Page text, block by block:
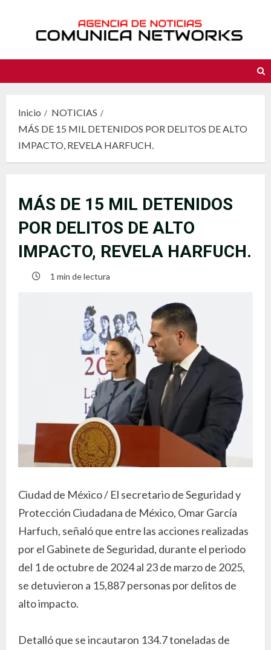
contenido
Inicio
NOTICIAS
MÁS DE 15 MIL DETENIDOS POR DELITOS DE ALTO
IMPACTO, REVELA HARFUCH.
MÁS DE 15 MIL DETENIDOS
POR DELITOS DE ALTO
IMPACTO, REVELA HARFUCH.
1 min de lectura
Ciudad de México / El secretario de Seguridad y
Protección Ciudadana de México, Omar García
Harfuch, señaló que entre las acciones realizadas
por el Gabinete de Seguridad, durante el periodo
del 1 de octubre de 2024 al 23 de marzo de 2025,
se detuvieron a 15,887 personas por delitos de
alto impacto.
Detalló que se incautaron 134.7 toneladas de